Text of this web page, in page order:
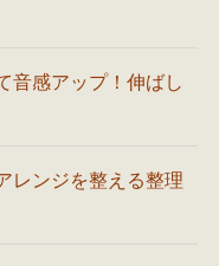
音感アップ！伸ばし
レンジを整える整理